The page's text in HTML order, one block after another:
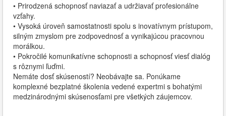
• Prirodzená schopnosť naviazať a udržiavať profesionálne
vzťahy.
• Vysoká úroveň samostatnosti spolu s inovatívnym prístupom,
silným zmyslom pre zodpovednosť a vynikajúcou pracovnou
morálkou.
• Pokročilé komunikatívne schopnosti a schopnosť viesť dialóg
s rôznymi ľuďmi.
Nemáte dosť skúseností? Neobávajte sa. Ponúkame
komplexné bezplatné školenia vedené expertmi s bohatými
medzinárodnými skúsenosťami pre všetkých záujemcov.